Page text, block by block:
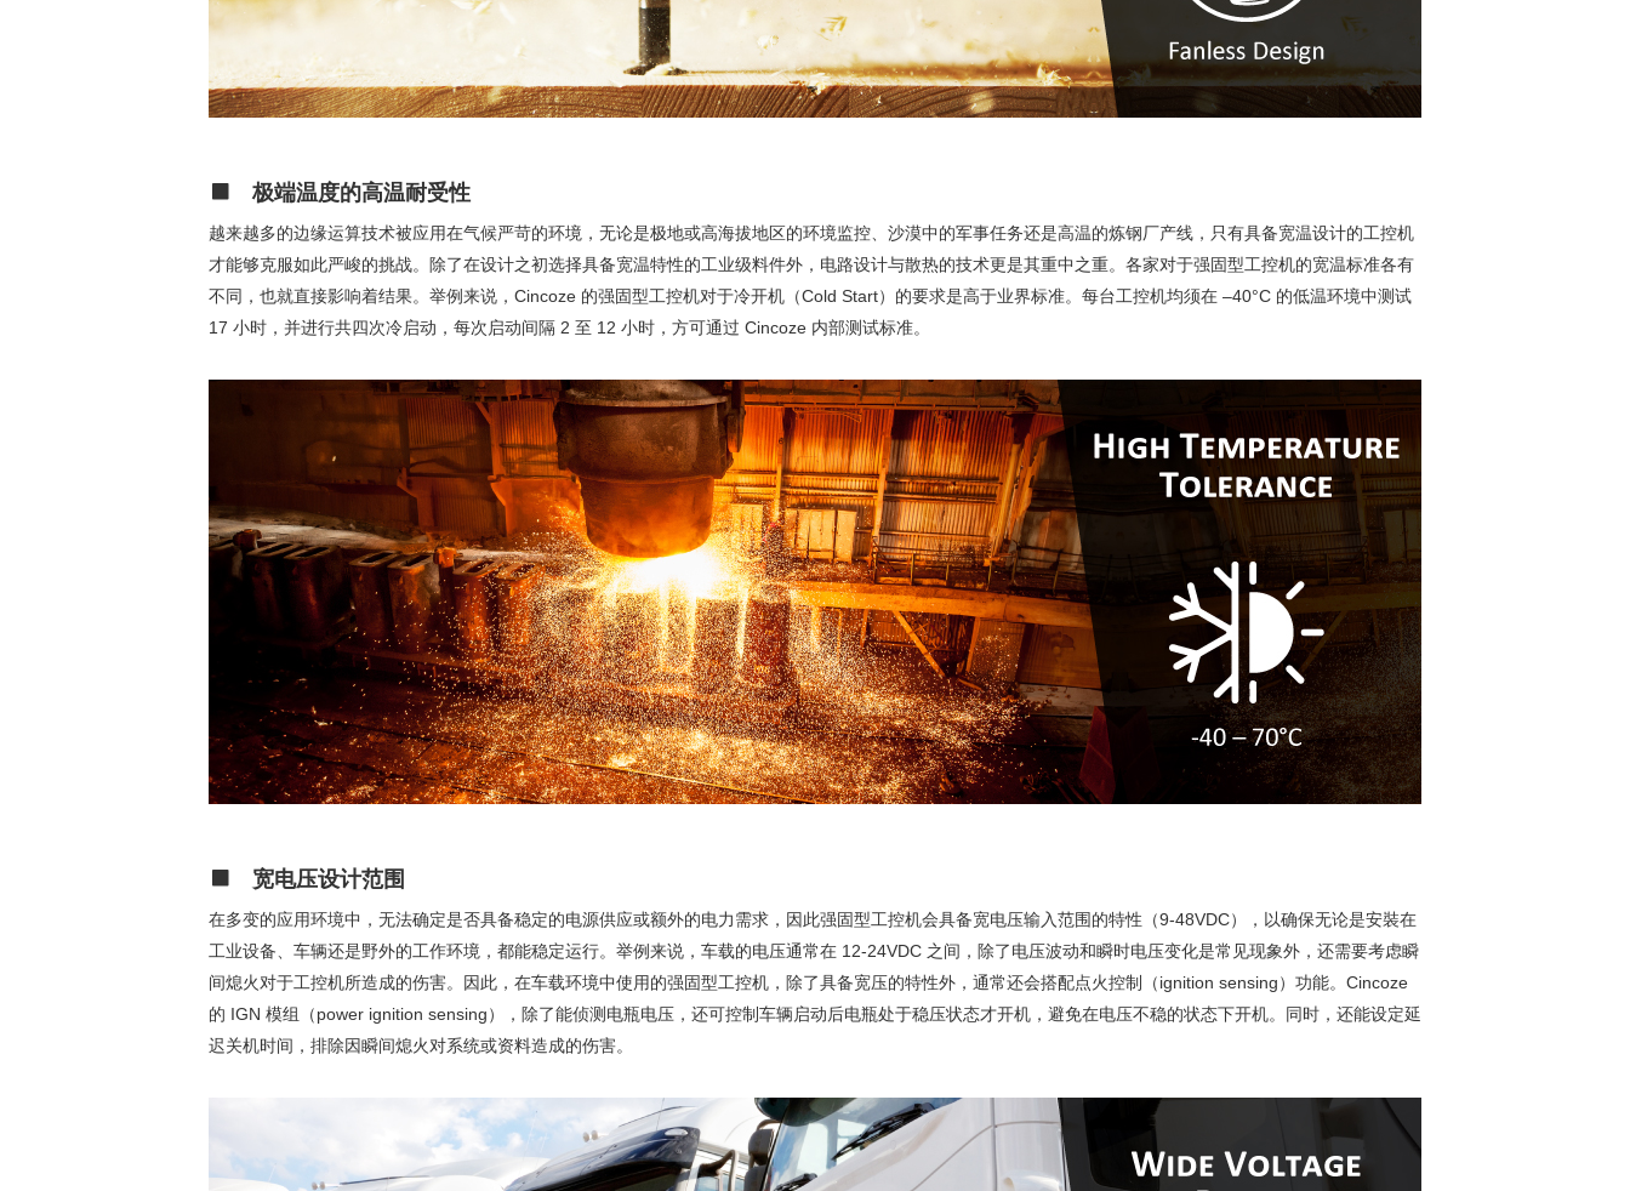
极端温度的高温耐受性
越来越多的边缘运算技术被应用在气候严苛的环境，无论是极地或高海拔地区的环境监控、沙漠中的军事任务还是高温的炼钢厂产线，只有具备宽温设计的工控机
才能够克服如此严峻的挑战。除了在设计之初选择具备宽温特性的工业级料件外，电路设计与散热的技术更是其重中之重。各家对于强固型工控机的宽温标准各有
不同，也就直接影响着结果。举例来说，Cincoze 的强固型工控机对于冷开机（Cold Start）的要求是高于业界标准。每台工控机均须在 –40°C 的低温环境中测试
17 小时，并进行共四次冷启动，每次启动间隔 2 至 12 小时，方可通过 Cincoze 内部测试标准。
宽电压设计范围
在多变的应用环境中，无法确定是否具备稳定的电源供应或额外的电力需求，因此强固型工控机会具备宽电压输入范围的特性（9-48VDC），以确保无论是安裝在
工业设备、车辆还是野外的工作环境，都能稳定运行。举例来说，车载的电压通常在 12-24VDC 之间，除了电压波动和瞬时电压变化是常见现象外，还需要考虑瞬
间熄火对于工控机所造成的伤害。因此，在车载环境中使用的强固型工控机，除了具备宽压的特性外，通常还会搭配点火控制（ignition sensing）功能。Cincoze
的 IGN 模组（power ignition sensing），除了能侦测电瓶电压，还可控制车辆启动后电瓶处于稳压状态才开机，避免在电压不稳的状态下开机。同时，还能设定延
迟关机时间，排除因瞬间熄火对系统或资料造成的伤害。